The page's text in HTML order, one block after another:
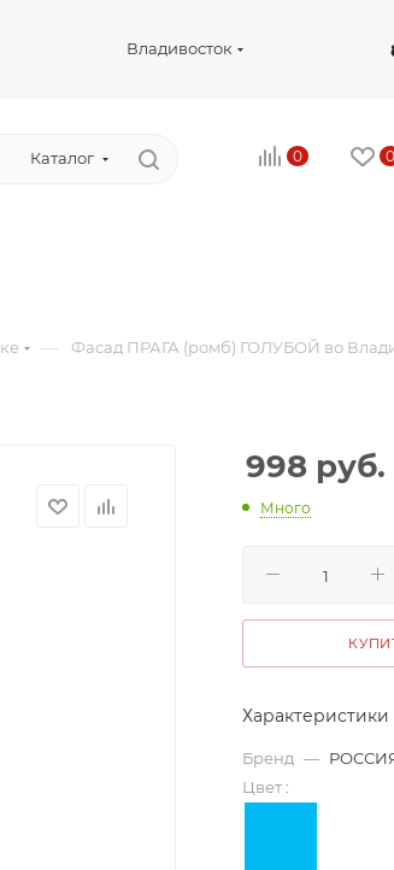
Владивосток
Каталог 0 0
— Фасад ПРАГА (ромб) ГОЛУБОЙ во
998 руб.
Много
Характеристики
Бренд —
Цвет :